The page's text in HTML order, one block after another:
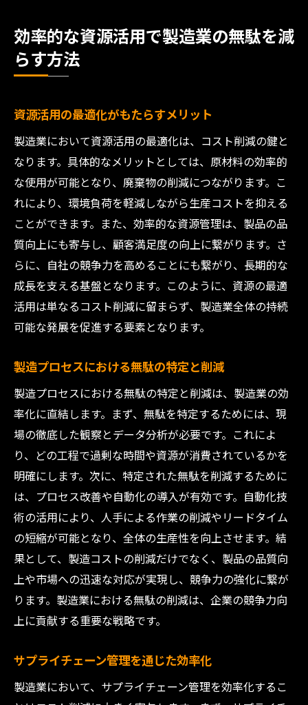
効率的な資源活用で製造業の無駄を減
らす方法
資源活用の最適化がもたらすメリット
製造業において資源活用の最適化は、コスト削減の鍵と
なります。具体的なメリットとしては、原材料の効率的
な使用が可能となり、廃棄物の削減につながります。こ
れにより、環境負荷を軽減しながら生産コストを抑える
ことができます。また、効率的な資源管理は、製品の品
質向上にも寄与し、顧客満足度の向上に繋がります。さ
らに、自社の競争力を高めることにも繋がり、長期的な
成長を支える基盤となります。このように、資源の最適
活用は単なるコスト削減に留まらず、製造業全体の持続
可能な発展を促進する要素となります。
製造プロセスにおける無駄の特定と削減
製造プロセスにおける無駄の特定と削減は、製造業の効
率化に直結します。まず、無駄を特定するためには、現
場の徹底した観察とデータ分析が必要です。これによ
り、どの工程で過剰な時間や資源が消費されているかを
明確にします。次に、特定された無駄を削減するために
は、プロセス改善や自動化の導入が有効です。自動化技
術の活用により、人手による作業の削減やリードタイム
の短縮が可能となり、全体の生産性を向上させます。結
果として、製造コストの削減だけでなく、製品の品質向
上や市場への迅速な対応が実現し、競争力の強化に繋が
ります。製造業における無駄の削減は、企業の競争力向
上に貢献する重要な戦略です。
サプライチェーン管理を通じた効率化
製造業において、サプライチェーン管理を効率化するこ